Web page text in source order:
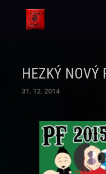
HEZKÝ NOVÝ
31. 12. 2014